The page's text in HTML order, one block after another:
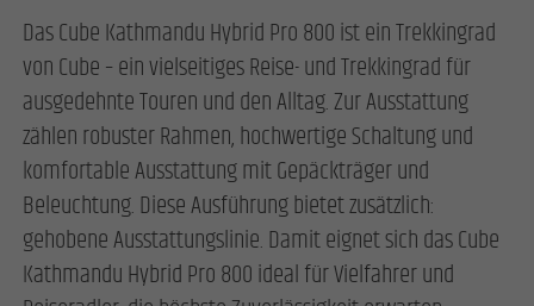
Das Cube Kathmandu Hybrid Pro 800 ist ein Trekkingrad
von Cube – ein vielseitiges Reise- und Trekkingrad für
ausgedehnte Touren und den Alltag. Zur Ausstattung
zählen robuster Rahmen, hochwertige Schaltung und
komfortable Ausstattung mit Gepäckträger und
Beleuchtung. Diese Ausführung bietet zusätzlich:
gehobene Ausstattungslinie. Damit eignet sich das Cube
Kathmandu Hybrid Pro 800 ideal für Vielfahrer und